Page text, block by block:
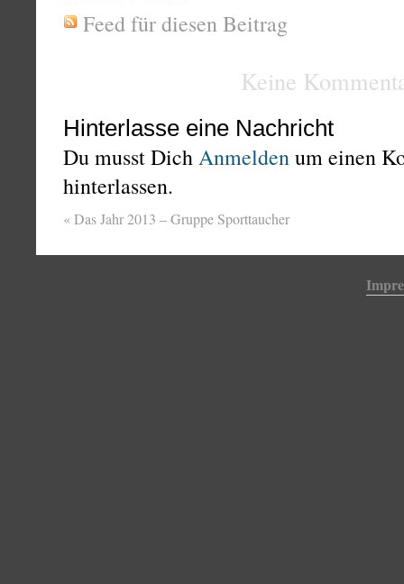
Feed für diesen Beitrag
Keine
Hinterlasse eine Nachricht
Du musst DichAnmeldenum einen
hinterlassen.
«Das Jahr 2013 – Gruppe Sporttaucher